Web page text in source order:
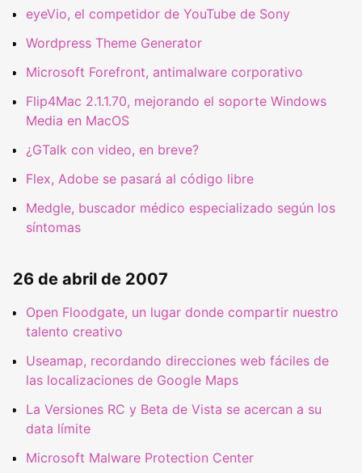
eyeVio, el competidor de YouTube de Sony
Wordpress Theme Generator
Microsoft Forefront, antimalware corporativo
Flip4Mac 2.1.1.70, mejorando el soporte Windows
Media en MacOS
¿GTalk con video, en breve?
Flex, Adobe se pasará al código libre
Medgle, buscador médico especializado según los
síntomas
26 de abril de 2007
Open Floodgate, un lugar donde compartir nuestro
talento creativo
Useamap, recordando direcciones web fáciles de
las localizaciones de Google Maps
La Versiones RC y Beta de Vista se acercan a su
data límite
Microsoft Malware Protection Center